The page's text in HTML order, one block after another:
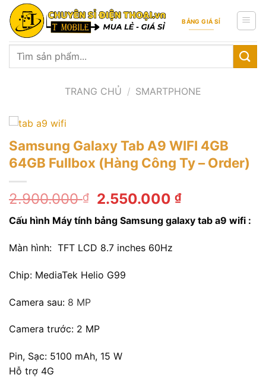
Skip
content
BẢNG GIÁ SỈ
Tìm
TRANG CHỦ / SMARTPHONE
Samsung Galaxy Tab A9 WIFI 4GB
64GB Fullbox (Hàng Công Ty – Order)
2.900.000₫
Giá
gốc
là:
2.900.000 ₫.
2.550.000₫Giá
hiện
tại
Cấu hình Máy tính bảng Samsung galaxy tab a9 wifi :
Màn hình: TFT LCD 8.7 inches 60Hz
Chip: MediaTek Helio G99
Camera sau: 8 MP
Camera trước: 2 MP
Pin, Sạc: 5100 mAh, 15 W
Hỗ trợ 4G